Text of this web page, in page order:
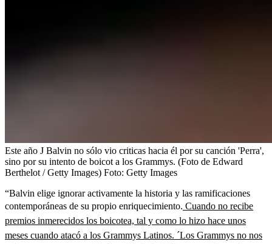
Este año J Balvin no sólo vio criticas hacia él por su canción 'Perra',
sino por su intento de boicot a los Grammys. (Foto de Edward
Berthelot / Getty Images) Foto: Getty Images
“Balvin elige ignorar activamente la historia y las ramificaciones
contemporáneas de su propio enriquecimiento. Cuando no recibe
premios inmerecidos los boicotea, tal y como lo hizo hace unos
meses cuando atacó a los Grammys Latinos. ´Los Grammys no nos